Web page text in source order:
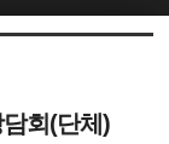
회(단체)